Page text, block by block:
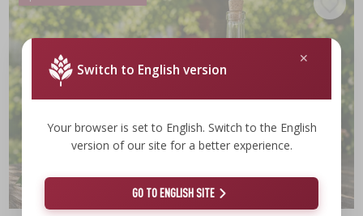
Switch to English version
Your browser is set to English. Switch to the English
version of our site for a better experience.
GO TO ENGLISH SITE